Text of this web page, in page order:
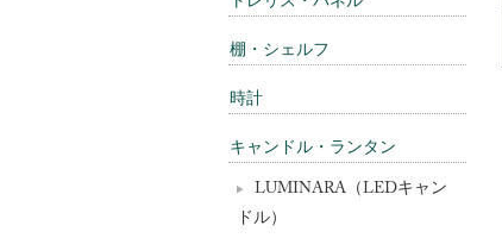
棚・シェルフ
時計
キャンドル・ランタン
LUMINARA（LEDキャン
ドル）